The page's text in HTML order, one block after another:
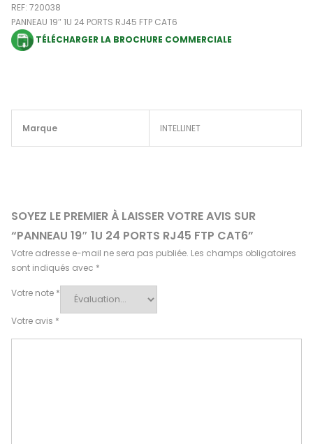
REF: 720038
PANNEAU 19″ 1U 24 PORTS RJ45 FTP CAT6
TÉLÉCHARGER LA BROCHURE COMMERCIALE
Marque INTELLINET
SOYEZ LE PREMIER À LAISSER VOTRE AVIS SUR
“PANNEAU 19″ 1U 24 PORTS RJ45 FTP CAT6”
Votre adresse e-mail ne sera pas publiée. Les champs obligatoires
sont indiqués avec *
Votre note *
Votre avis *